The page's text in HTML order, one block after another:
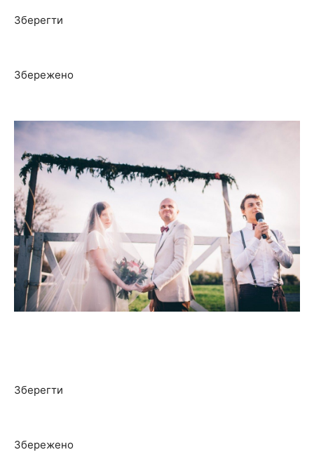
Зберегти
Збережено
Зберегти
Збережено